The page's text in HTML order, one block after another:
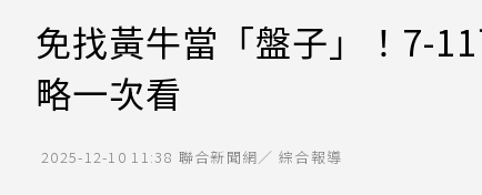
免找黃牛當「盤子」！7-
略一次看
2025-12-10 11:38 聯合新聞網／ 綜合報導